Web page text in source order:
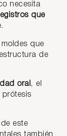
necesita
que
que
de
oral , el
este
también